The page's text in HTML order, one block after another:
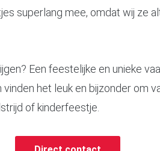
superlang mee, omdat wij ze
Een feestelijke en unieke
vinden het leuk en bijzonder om
of kinderfeestje.